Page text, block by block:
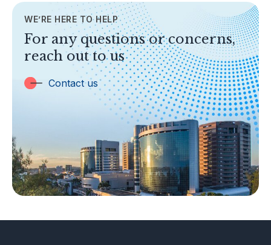
TOPICS
Banking
Insurance
Trust Companies
Labuan Companies
Islamic Business
Other Businesses
Tax-Related Matters
Investor Alerts
WE’RE HERE TO HELP
For any questions or concerns,
reach out to us
Contact us